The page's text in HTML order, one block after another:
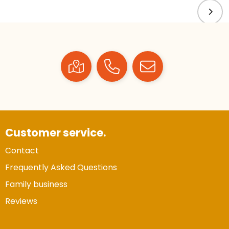
Customer service.
Contact
Frequently Asked Questions
Family business
Reviews